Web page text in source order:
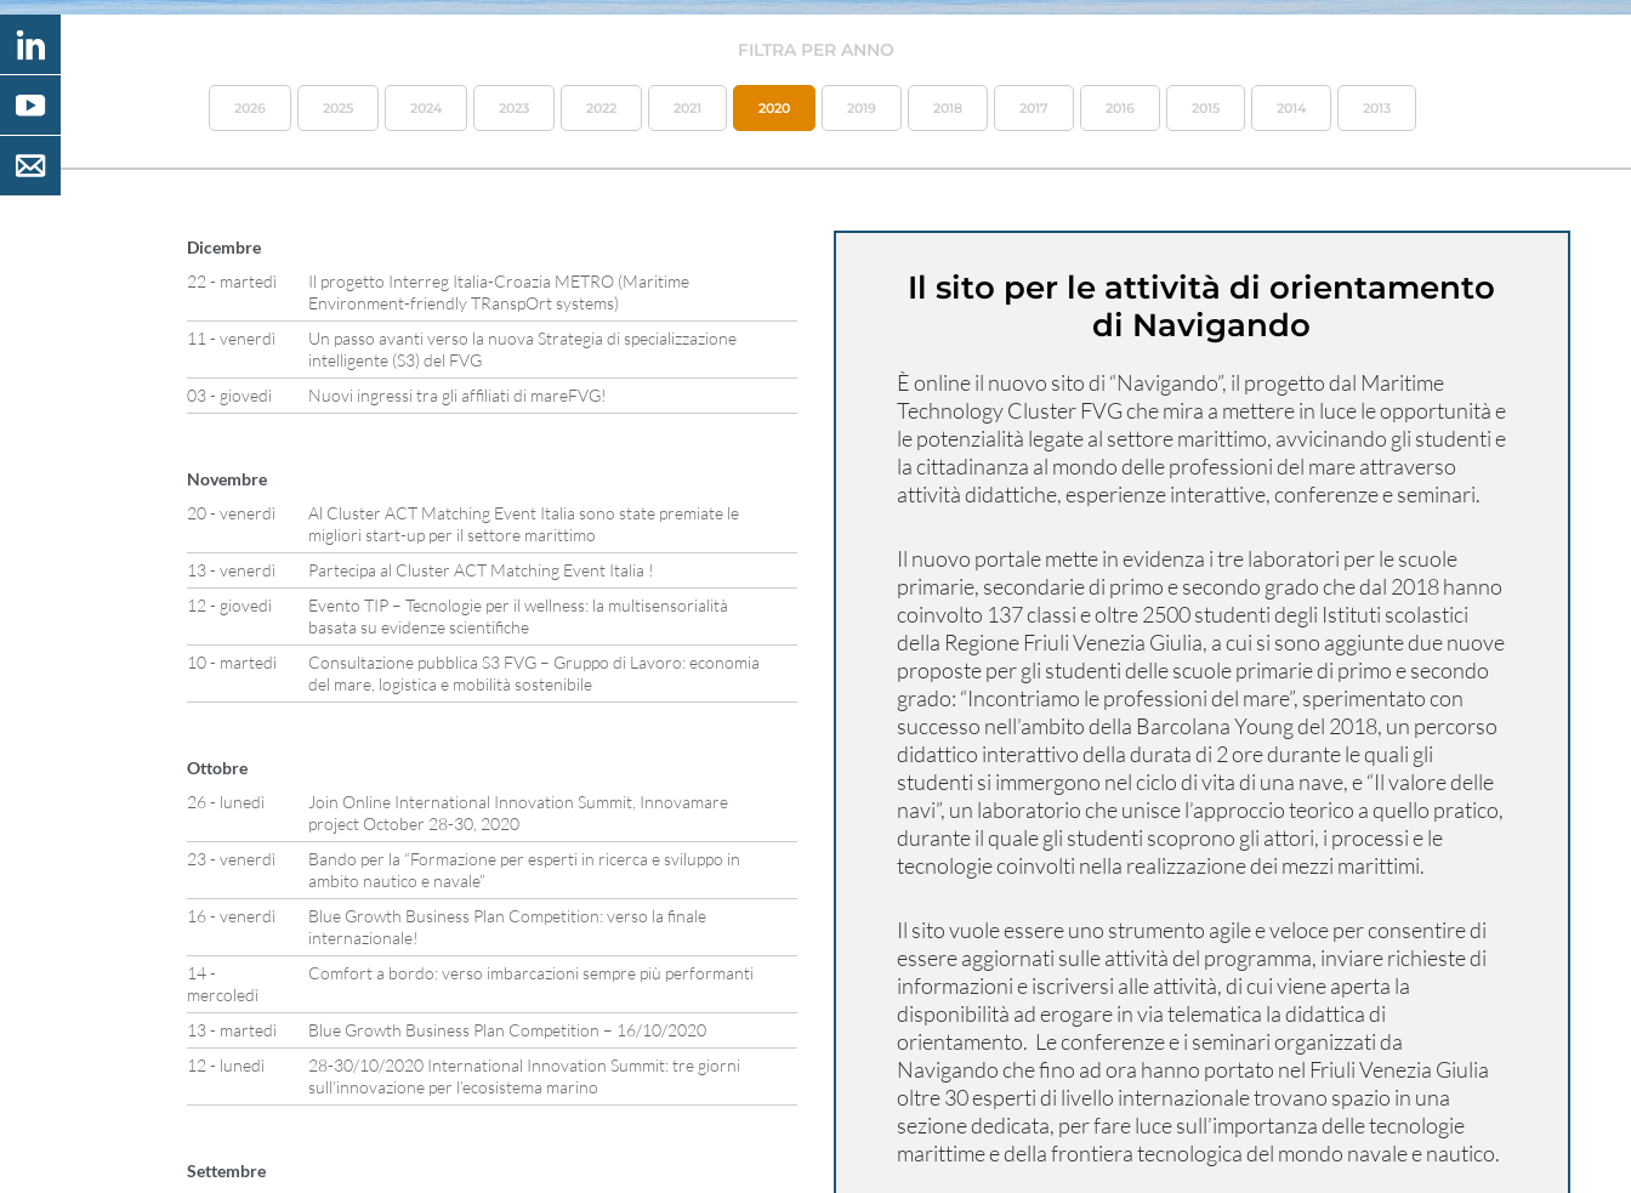
FILTRA PER ANNO
2026 2025 2024 2023 2022 2021 2020 2019 2018 2017 2016 2015 2014 2013
Dicembre
22 - martedì
Il progetto Interreg Italia-Croazia METRO (Maritime
Environment-friendly TRanspOrt systems)
11 - venerdì
Un passo avanti verso la nuova Strategia di specializzazione
intelligente (S3) del FVG
03 - giovedì
Nuovi ingressi tra gli affiliati di mareFVG!
Novembre
20 - venerdì
Al Cluster ACT Matching Event Italia sono state premiate le
migliori start-up per il settore marittimo
13 - venerdì
Partecipa al Cluster ACT Matching Event Italia !
12 - giovedì
Evento TIP – Tecnologie per il wellness: la multisensorialità
basata su evidenze scientifiche
10 - martedì
Consultazione pubblica S3 FVG – Gruppo di Lavoro: economia
del mare, logistica e mobilità sostenibile
Ottobre
26 - lunedì
Join Online International Innovation Summit, Innovamare
project October 28-30, 2020
23 - venerdì
Bando per la “Formazione per esperti in ricerca e sviluppo in
ambito nautico e navale”
16 - venerdì
Blue Growth Business Plan Competition: verso la finale
internazionale!
14 -
mercoledì
Comfort a bordo: verso imbarcazioni sempre più performanti
13 - martedì
Blue Growth Business Plan Competition – 16/10/2020
12 - lunedì
28-30/10/2020 International Innovation Summit: tre giorni
sull’innovazione per l’ecosistema marino
Settembre
Il sito per le attività di orientamento
di Navigando
È online il nuovo sito di “Navigando”, il progetto dal Maritime
Technology Cluster FVG che mira a mettere in luce le opportunità e
le potenzialità legate al settore marittimo, avvicinando gli studenti e
la cittadinanza al mondo delle professioni del mare attraverso
attività didattiche, esperienze interattive, conferenze e seminari.
Il nuovo portale mette in evidenza i tre laboratori per le scuole
primarie, secondarie di primo e secondo grado che dal 2018 hanno
coinvolto 137 classi e oltre 2500 studenti degli Istituti scolastici
della Regione Friuli Venezia Giulia, a cui si sono aggiunte due nuove
proposte per gli studenti delle scuole primarie di primo e secondo
grado: “Incontriamo le professioni del mare”, sperimentato con
successo nell’ambito della Barcolana Young del 2018, un percorso
didattico interattivo della durata di 2 ore durante le quali gli
studenti si immergono nel ciclo di vita di una nave, e “Il valore delle
navi”, un laboratorio che unisce l’approccio teorico a quello pratico,
durante il quale gli studenti scoprono gli attori, i processi e le
tecnologie coinvolti nella realizzazione dei mezzi marittimi.
Il sito vuole essere uno strumento agile e veloce per consentire di
essere aggiornati sulle attività del programma, inviare richieste di
informazioni e iscriversi alle attività, di cui viene aperta la
disponibilità ad erogare in via telematica la didattica di
orientamento. Le conferenze e i seminari organizzati da
Navigando che fino ad ora hanno portato nel Friuli Venezia Giulia
oltre 30 esperti di livello internazionale trovano spazio in una
sezione dedicata, per fare luce sull’importanza delle tecnologie
marittime e della frontiera tecnologica del mondo navale e nautico.